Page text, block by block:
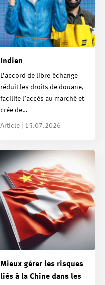
Indien
L’accord de libre-échange
réduit les droits de douane,
facilite l’accès au marché et
crée de…
Article | 15.07.2026
Mieux gérer les risques
liés à la Chine dans les